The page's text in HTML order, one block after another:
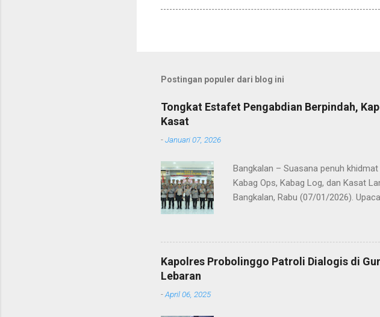
Postingan populer dari blog ini
Tongkat Estafet Pengabdian Berpindah,
Kasat
-Januari 07, 2026
Bangkalan – Suasana penuh
Kabag Ops, Kabag Log, dan Kasat
Bangkalan, Rabu (07/01/2026).
kesinambungan pengabdian
M.H. resmi menyerahkan jabatan
Wakapolres Sampang. Jabatan
Rifai, S.H., M.H. , yang sebelumnya
Kapolres Probolinggo Patroli Dialogis di
Lebaran
-April 06, 2025